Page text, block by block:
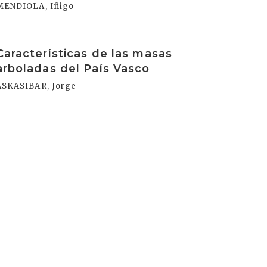
Iñigo
de las masas
del País Vasco
Jorge